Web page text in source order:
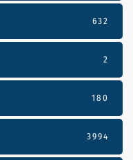
632
2
180
3994